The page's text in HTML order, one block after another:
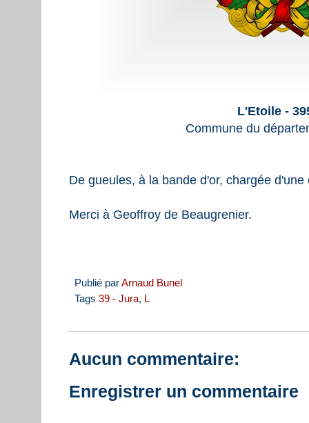
L'Etoile -
Commune du
De gueules, à la bande d'or, chargée
Merci à Geoffroy de Beaugrenier.
Publié parArnaud Bunel
Tags 39 - Jura, L
Aucun commentaire:
Enregistrer un commentaire